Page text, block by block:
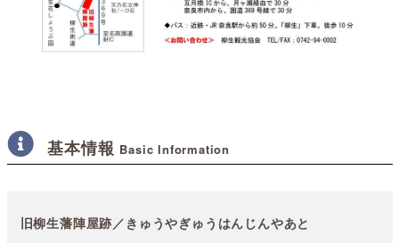
基本情報 Basic Information
旧柳生藩陣屋跡／きゅうやぎゅうはんじんやあと